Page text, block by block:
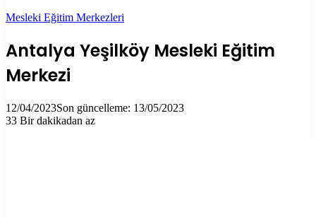
Mesleki Eğitim Merkezleri
Antalya Yeşilköy Mesleki Eğitim
Merkezi
12/04/2023Son güncelleme: 13/05/2023
33 Bir dakikadan az